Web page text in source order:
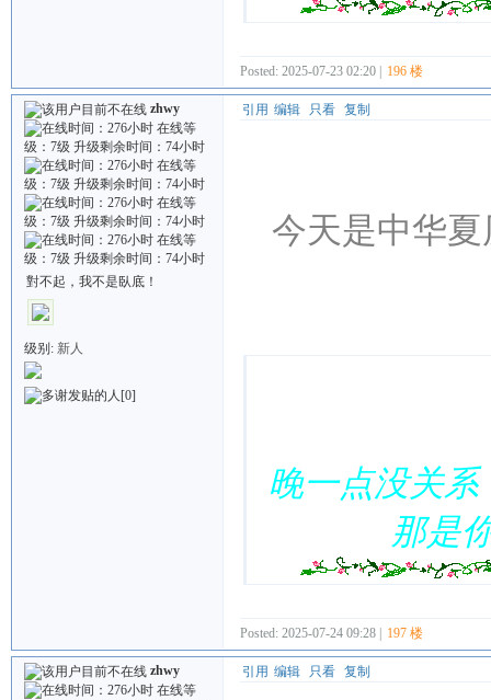
Posted: 2025-07-23 02:20 | 196 楼
zhwy
對不起，我不是臥底！
级别: 新人
[0]
引用 编辑 只看 复制
今天是中华
晚一点没关
那是
Posted: 2025-07-24 09:28 | 197 楼
zhwy 引用 编辑 只看 复制